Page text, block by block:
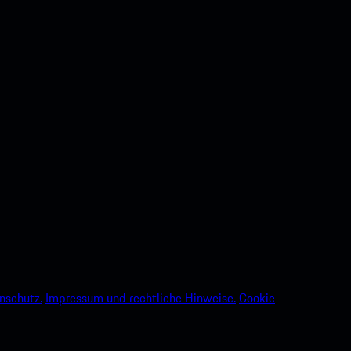
Impressum und rechtliche Hinweise.Cookie